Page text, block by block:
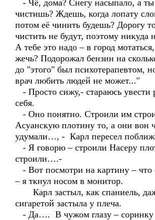
- Чё, дома? Снегу насыпало, а
чистишь? Ждешь, когда лопату
потом её чинить будешь? Дорогу
чистить не будут, поэтому никуда
А тебе это надо – в город
жечь? Подорожал бензин на
до "этого" был психотерапевтом,
врач любить людей не может..."
- Просто сижу,- стараюсь увести
себя.
- Оно понятно. Строили им
Асуанскую плотину то, а они вон
удумали…, - Карл пересел
- Я говорю – строили Насеру
строили….-
- Вот посмотри на картину – что
– я ткнул носом в монитор.
Карл застыл, как спаниель,
сигаретой застыла у плеча.
- Да…. В чужом глазу – соринку